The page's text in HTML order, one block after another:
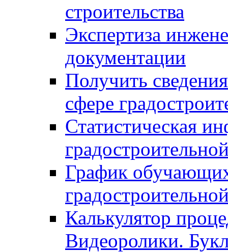
строительства
Экспертиза
документации
Получить
сфере
Статистическая
График
Калькулятор
Видеоролики.